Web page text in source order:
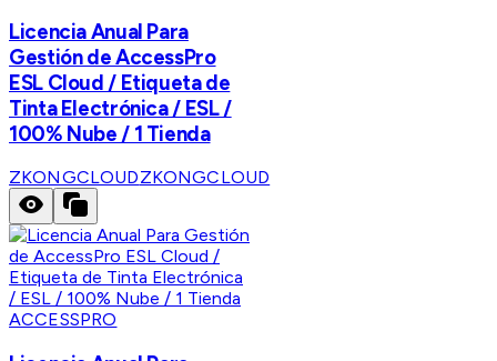
Licencia Anual Para
Gestión de AccessPro
ESL Cloud / Etiqueta de
Tinta Electrónica / ESL /
100% Nube / 1 Tienda
ZKONGCLOUDZKONGCLOUD
ACCESSPRO